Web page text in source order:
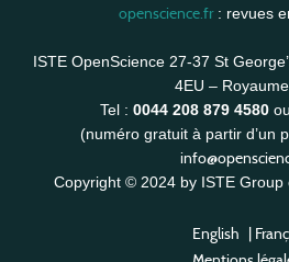
openscience.fr: revues
ISTE OpenScience 27-37 St
4EU –
Tel : 0044 208 879 4580 ou
(numéro gratuit à partir d’un
Copyright © 2024 by ISTE Group
English |